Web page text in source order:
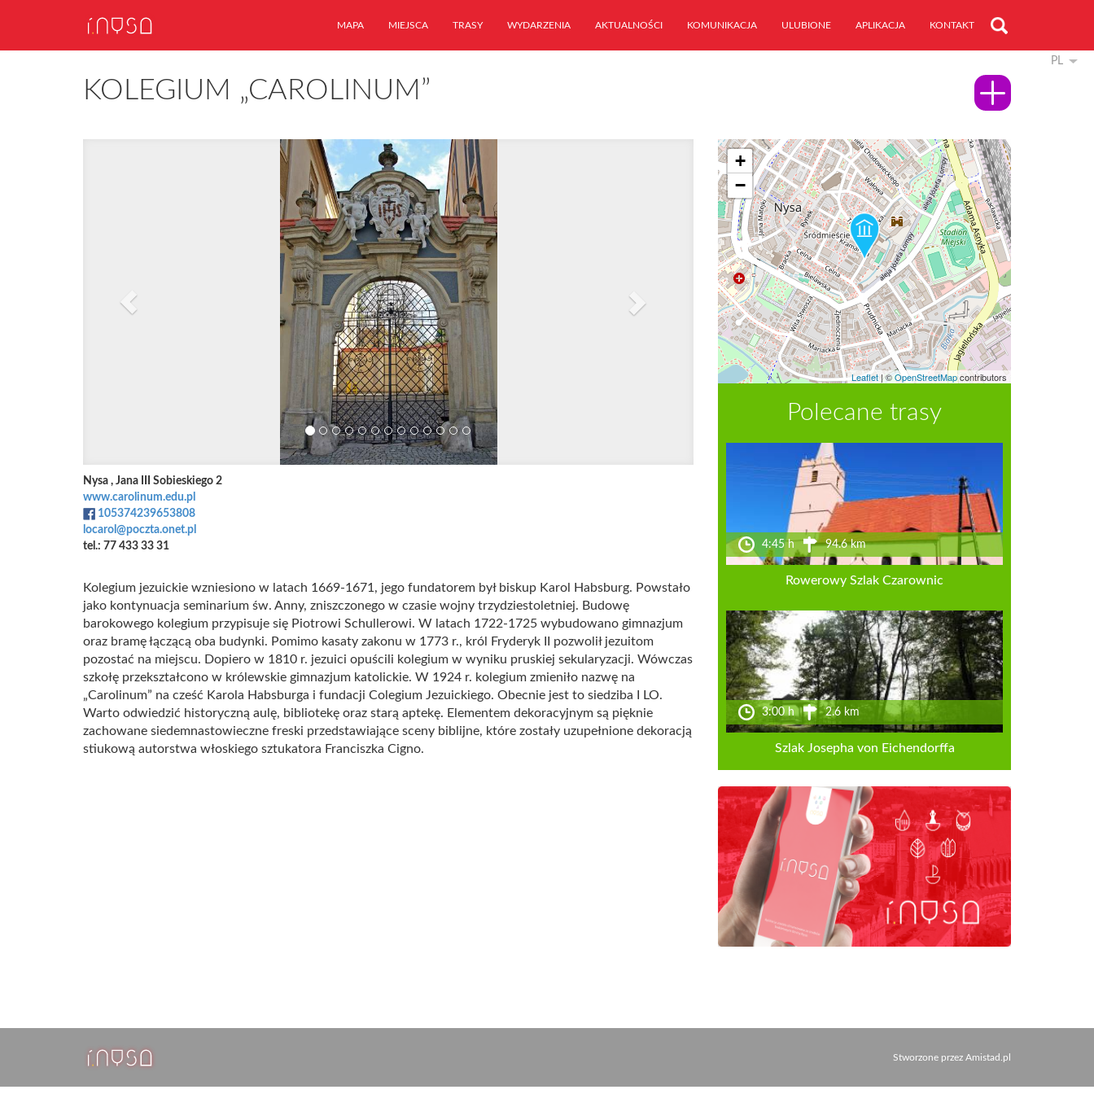
MAPA MIEJSCA TRASY WYDARZENIA AKTUALNOŚCI KOMUNIKACJA ULUBIONE APLIKACJA KONTAKT
PL
KOLEGIUM „CAROLINUM”
Nysa , Jana III Sobieskiego 2
www.carolinum.edu.pl
105374239653808
locarol@poczta.onet.pl
tel.: 77 433 33 31
Kolegium jezuickie wzniesiono w latach 1669-1671, jego fundatorem był biskup Karol Habsburg. Powstało
jako kontynuacja seminarium św. Anny, zniszczonego w czasie wojny trzydziestoletniej. Budowę
barokowego kolegium przypisuje się Piotrowi Schullerowi. W latach 1722-1725 wybudowano gimnazjum
oraz bramę łączącą oba budynki. Pomimo kasaty zakonu w 1773 r., król Fryderyk II pozwolił jezuitom
pozostać na miejscu. Dopiero w 1810 r. jezuici opuścili kolegium w wyniku pruskiej sekularyzacji. Wówczas
szkołę przekształcono w królewskie gimnazjum katolickie. W 1924 r. kolegium zmieniło nazwę na
„Carolinum” na cześć Karola Habsburga i fundacji Colegium Jezuickiego. Obecnie jest to siedziba I LO.
Warto odwiedzić historyczną aulę, bibliotekę oraz starą aptekę. Elementem dekoracyjnym są pięknie
zachowane siedemnastowieczne freski przedstawiające sceny biblijne, które zostały uzupełnione dekoracją
stiukową autorstwa włoskiego sztukatora Franciszka Cigno.
+
−
Leaflet |©OpenStreetMapcontributors
Polecane trasy
4:45 h 94.6 km
Rowerowy Szlak Czarownic
3:00 h 2.6 km
Szlak Josepha von Eichendorffa
Stworzone przez Amistad.pl